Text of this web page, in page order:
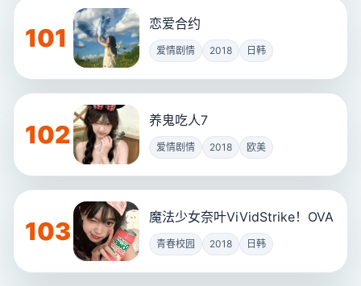
101 恋爱合约
爱情剧情 2018 日韩
102 养鬼吃人7
爱情剧情 2018 欧美
103 魔法少女奈叶ViVidStrike！OVA
青春校园 2018 日韩